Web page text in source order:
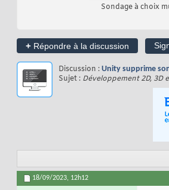
Sondage à choix
+ Répondre à la discussion
Discussion : Unity supprime
Sujet : Développement 2D, 3D
18/09/2023, 12h12